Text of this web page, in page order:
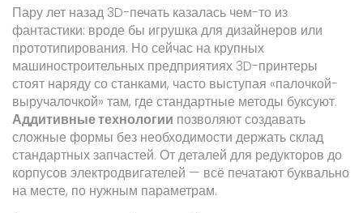
Пару лет назад 3D-печать казалась чем-то из
фантастики: вроде бы игрушка для дизайнеров или
прототипирования. Но сейчас на крупных
машиностроительных предприятиях 3D-принтеры
стоят наряду со станками, часто выступая «палочкой-
выручалочкой» там, где стандартные методы буксуют.
Аддитивные технологии позволяют создавать
сложные формы без необходимости держать склад
стандартных запчастей. От деталей для редукторов до
корпусов электродвигателей — всё печатают буквально
на месте, по нужным параметрам.